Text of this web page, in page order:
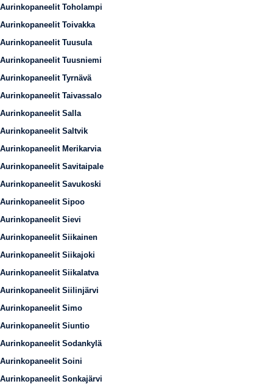
Aurinkopaneelit Toholampi
Aurinkopaneelit Toivakka
Aurinkopaneelit Tuusula
Aurinkopaneelit Tuusniemi
Aurinkopaneelit Tyrnävä
Aurinkopaneelit Taivassalo
Aurinkopaneelit Salla
Aurinkopaneelit Saltvik
Aurinkopaneelit Merikarvia
Aurinkopaneelit Savitaipale
Aurinkopaneelit Savukoski
Aurinkopaneelit Sipoo
Aurinkopaneelit Sievi
Aurinkopaneelit Siikainen
Aurinkopaneelit Siikajoki
Aurinkopaneelit Siikalatva
Aurinkopaneelit Siilinjärvi
Aurinkopaneelit Simo
Aurinkopaneelit Siuntio
Aurinkopaneelit Sodankylä
Aurinkopaneelit Soini
Aurinkopaneelit Sonkajärvi